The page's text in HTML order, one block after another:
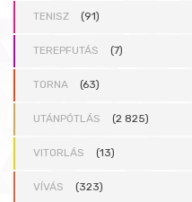
TENISZ (91)
TEREPFUTÁS (7)
TORNA (63)
UTÁNPÓTLÁS (2 825)
VITORLÁS (13)
VÍVÁS (323)